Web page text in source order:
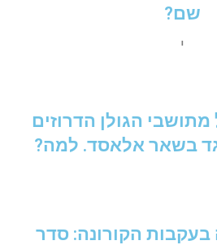
שם?
י
הגולן הדרוזים
בשאר אלאסד. למה?
הקורונה: סדר